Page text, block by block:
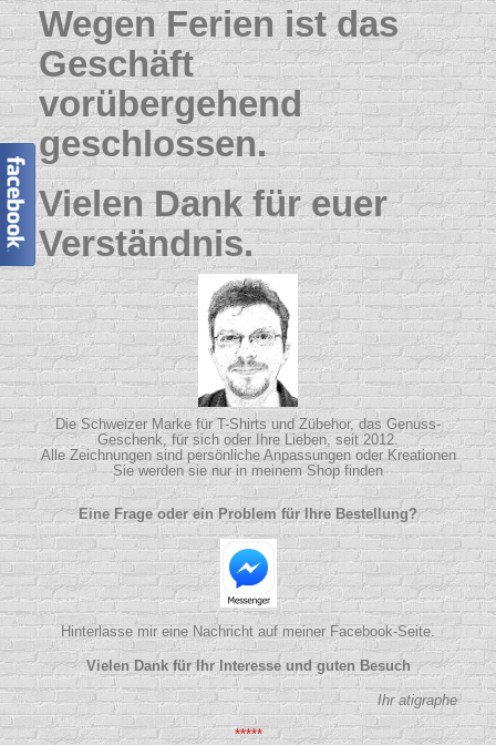
Wegen Ferien ist das
Geschäft
vorübergehend
geschlossen.
Vielen Dank für euer
Verständnis.
Die Schweizer Marke für T-Shirts und Zübehor, das Genuss-
Geschenk, für sich oder Ihre Lieben, seit 2012.
Alle Zeichnungen sind persönliche Anpassungen oder Kreationen
Sie werden sie nur in meinem Shop finden
Eine Frage oder ein Problem für Ihre Bestellung?
Hinterlasse mir eine Nachricht auf meiner Facebook-Seite.
Vielen Dank für Ihr Interesse und guten Besuch
Ihr atigraphe
*****